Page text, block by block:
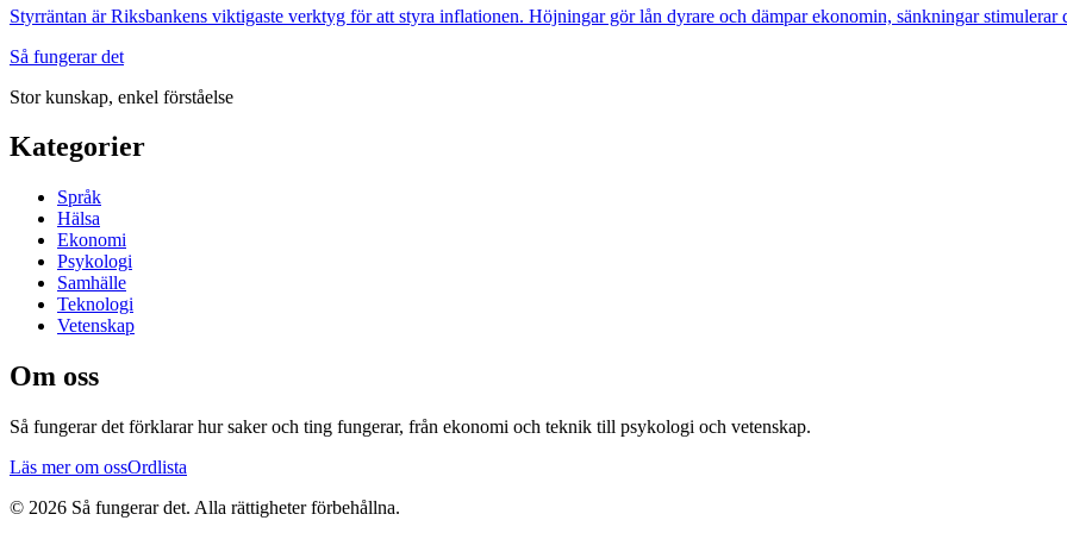
Styrräntan är Riksbankens viktigaste verktyg för att styra inflationen. Höjningar gör lån dyrare och dämpar ekonomin, sänkningar stimulerar
Så fungerar det
Stor kunskap, enkel förståelse
Kategorier
Språk
Hälsa
Ekonomi
Psykologi
Samhälle
Teknologi
Vetenskap
Om oss
Så fungerar det förklarar hur saker och ting fungerar, från ekonomi och teknik till psykologi och vetenskap.
Läs mer om ossOrdlista
© 2026 Så fungerar det. Alla rättigheter förbehållna.